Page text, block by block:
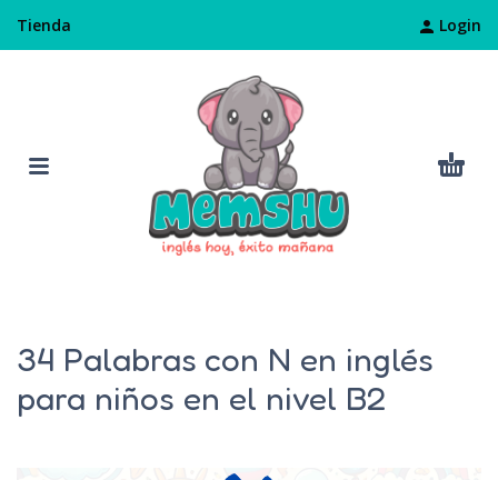
Tienda Login
34 Palabras con N en inglés
para niños en el nivel B2